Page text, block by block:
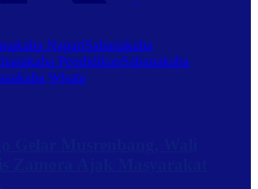
NagariSabanakaba
PendidikanSabanakaba
Wisata